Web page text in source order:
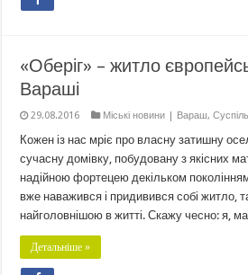
«Оберіг» – житло
Вараші
29.08.2016 Міські новини | Вараш,
Кожен із нас мріє про власну затишну
сучасну домівку, побудовану з якісних
надійною фортецею декільком
вже наважився і придивився собі житло,
найголовнішою в житті. Скажу чесно: я,
Детальніше »